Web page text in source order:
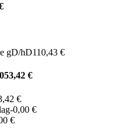
gD/hD110,43 €
€
€
-0,00 €
€